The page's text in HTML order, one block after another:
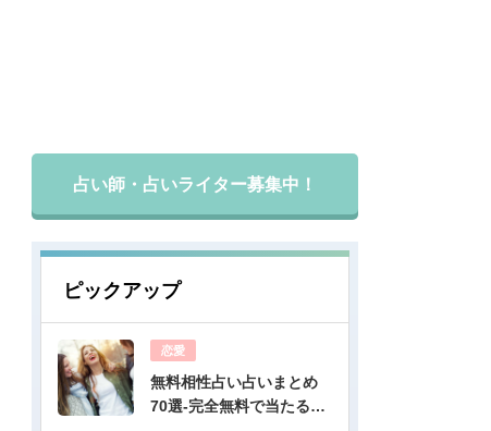
占い師・占いライター募集中！
ピックアップ
恋愛
無料相性占い占いまとめ
70選-完全無料で当たる占